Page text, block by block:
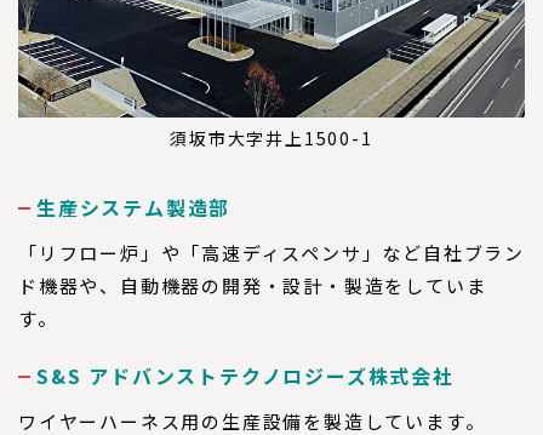
須坂市大字井上1500-1
生産システム製造部
「リフロー炉」や「高速ディスペンサ」など自社ブラン
ド機器や、自動機器の開発・設計・製造をしていま
す。
S&S アドバンストテクノロジーズ株式会社
ワイヤーハーネス用の生産設備を製造しています。